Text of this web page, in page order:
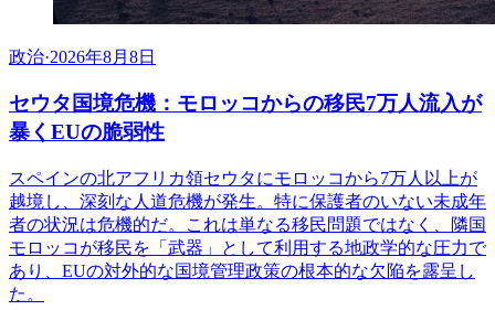
政治·2026年8月8日
セウタ国境危機：モロッコからの移民7万人流入が
暴くEUの脆弱性
スペインの北アフリカ領セウタにモロッコから7万人以上が
越境し、深刻な人道危機が発生。特に保護者のいない未成年
者の状況は危機的だ。これは単なる移民問題ではなく、隣国
モロッコが移民を「武器」として利用する地政学的な圧力で
あり、EUの対外的な国境管理政策の根本的な欠陥を露呈し
た。